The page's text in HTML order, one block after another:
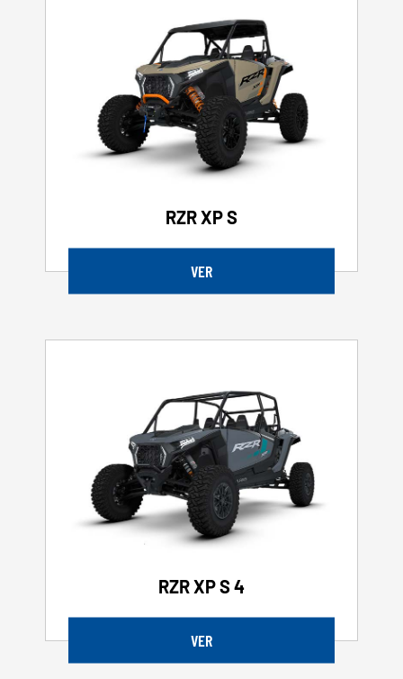
RZR XP S
VER
RZR XP S 4
VER